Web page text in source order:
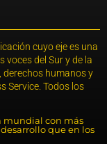
cuyo eje es una
voces del Sur y de la
derechos humanos y
Service. Todos los
mundial con más
que en los